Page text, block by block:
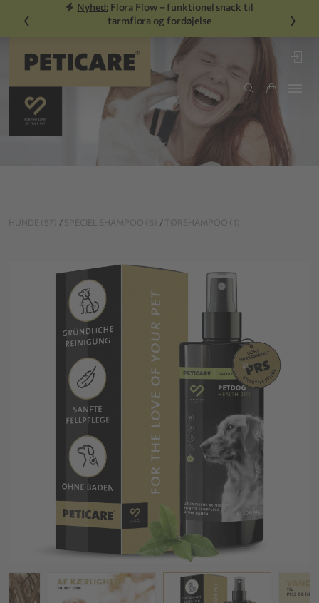
‹
Nyhed:Flora Flow – funktionel snack til
tarmflora og fordøjelse
›
HUNDE (57) / SPECIEL SHAMPOO (6) / TØRSHAMPOO (1)